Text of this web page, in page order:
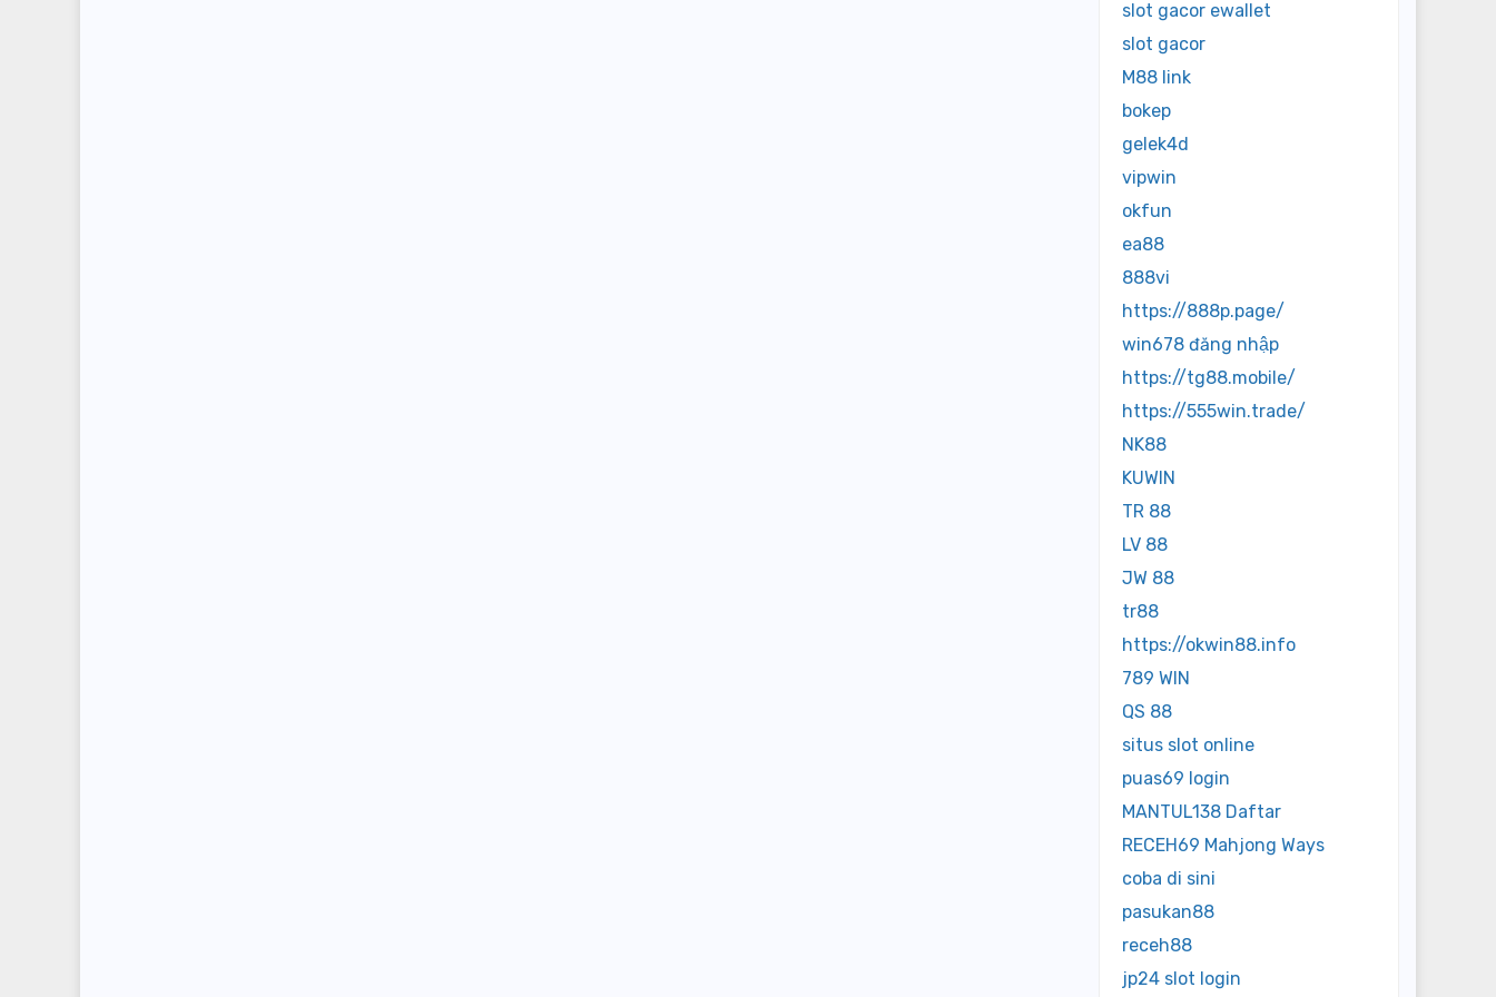
slot gacor ewallet
slot gacor
M88 link
bokep
gelek4d
vipwin
okfun
ea88
888vi
https://888p.page/
win678 đăng nhập
https://tg88.mobile/
https://555win.trade/
NK88
KUWIN
TR 88
LV 88
JW 88
tr88
https://okwin88.info
789 WIN
QS 88
situs slot online
puas69 login
MANTUL138 Daftar
RECEH69 Mahjong Ways
coba di sini
pasukan88
receh88
jp24 slot login